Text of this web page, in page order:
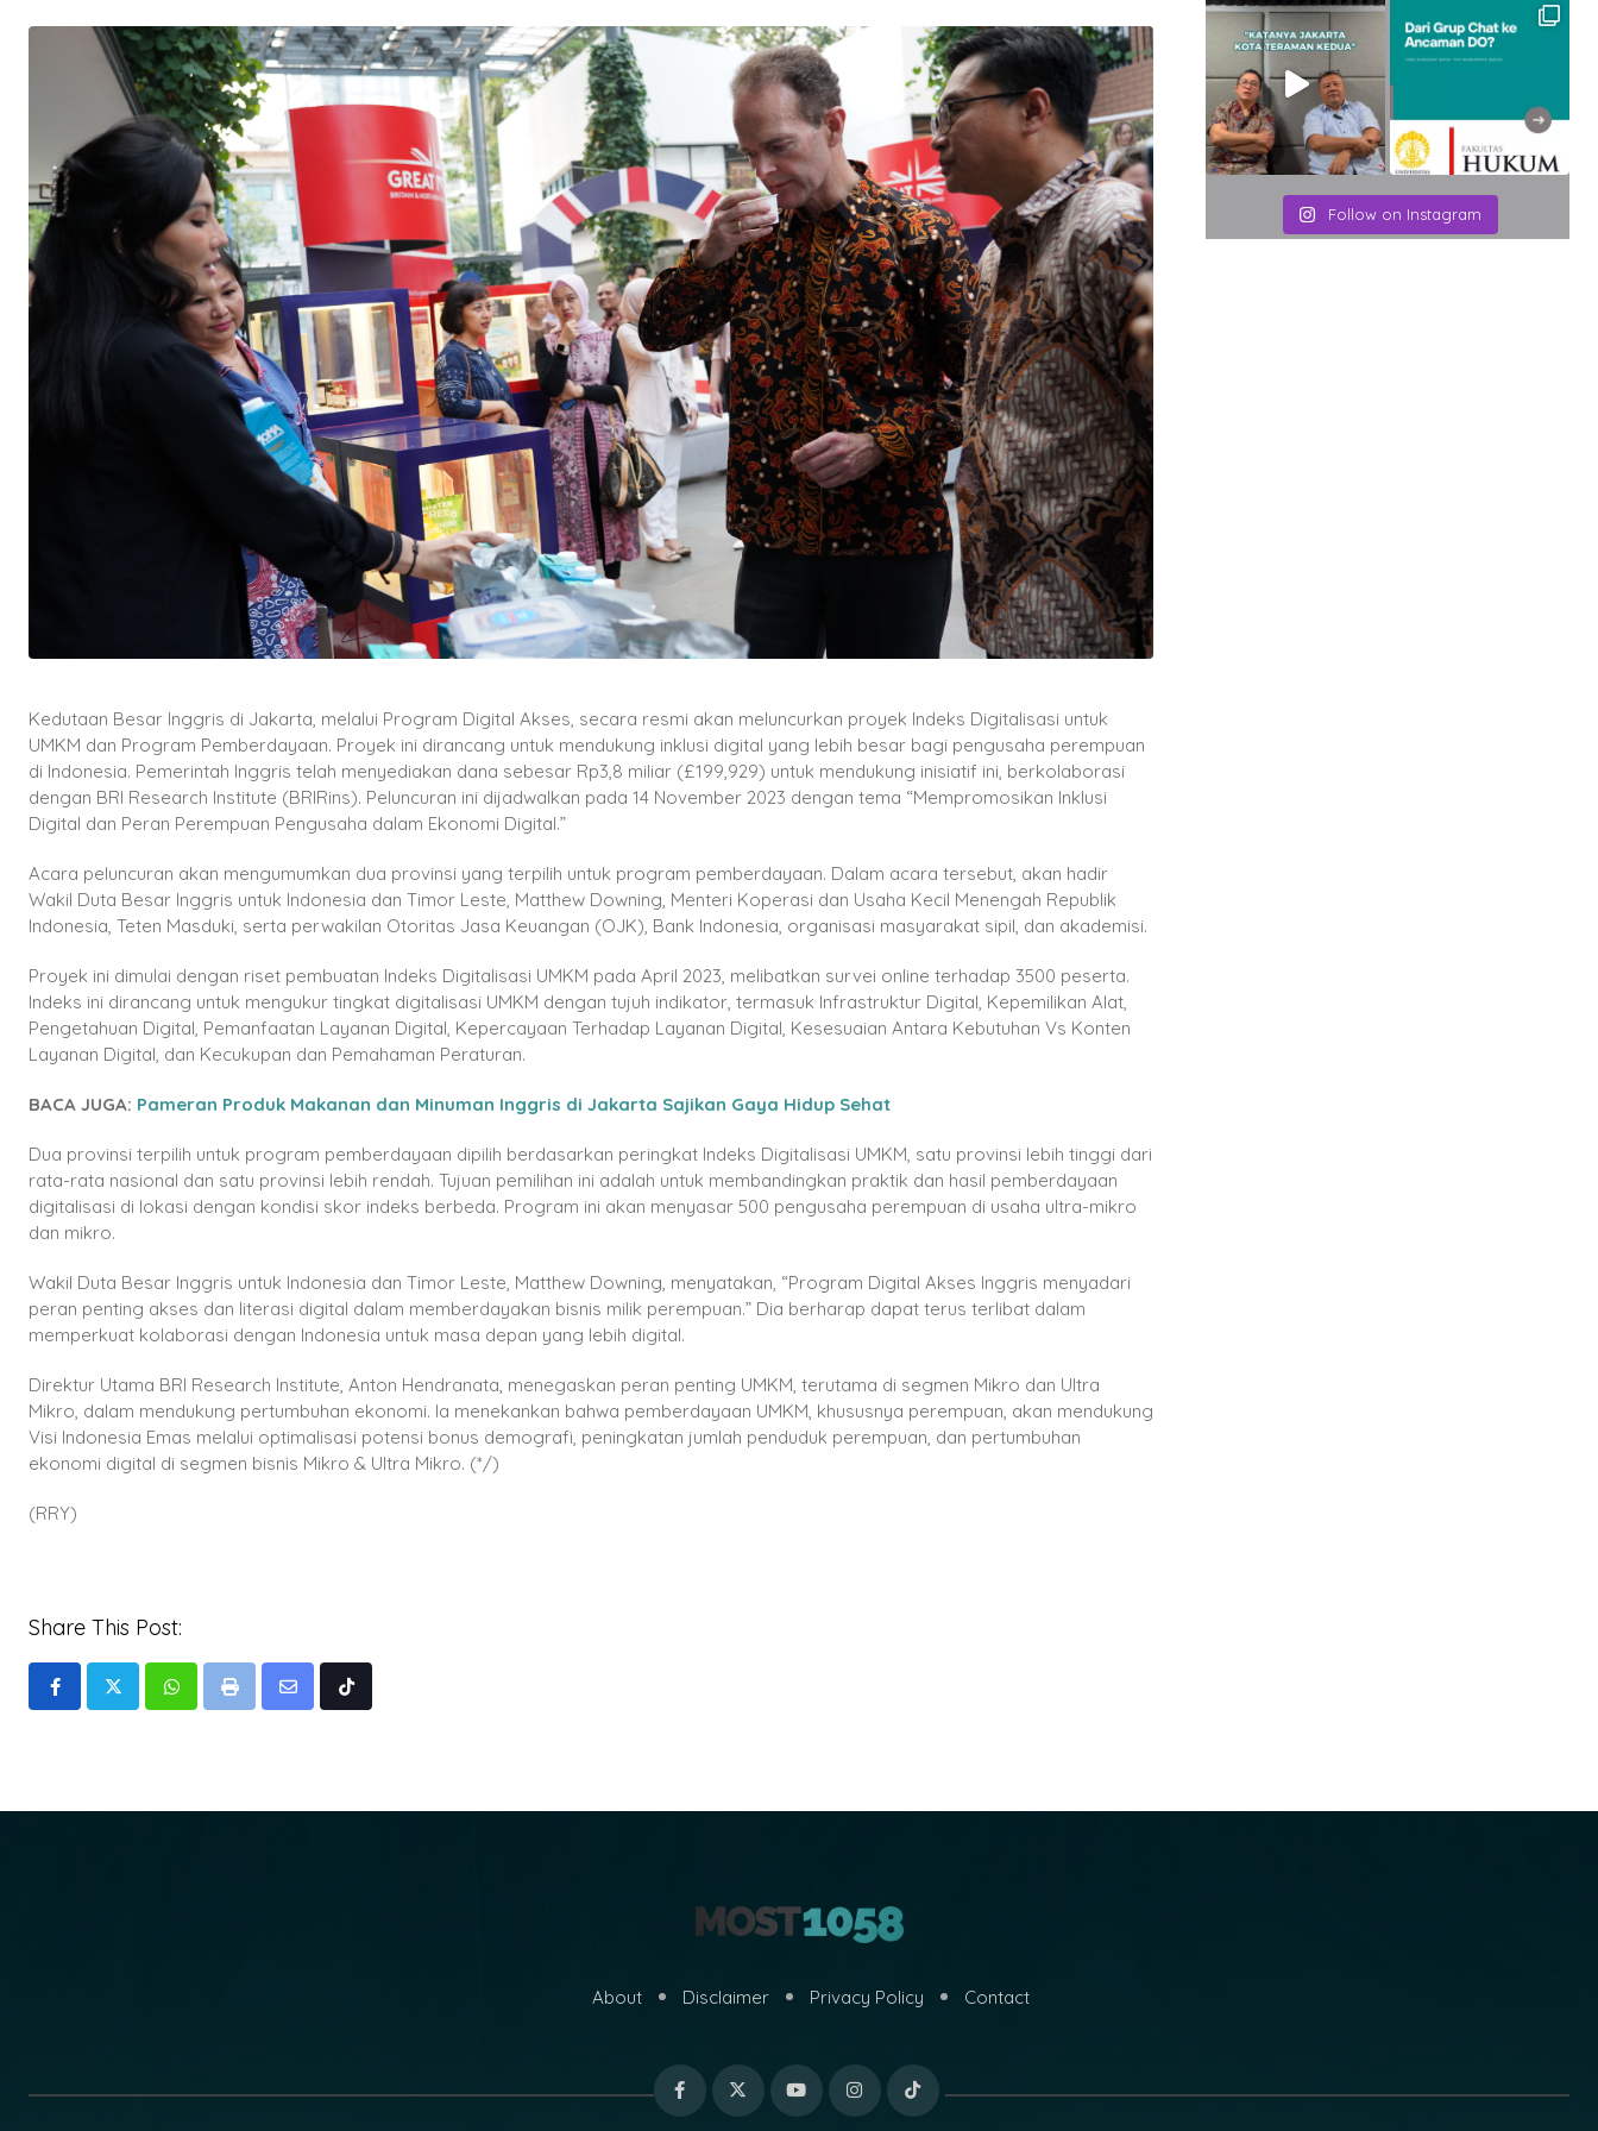
Kedutaan Besar Inggris di Jakarta, melalui Program Digital Akses, secara resmi akan meluncurkan proyek Indeks Digitalisasi untuk
UMKM dan Program Pemberdayaan. Proyek ini dirancang untuk mendukung inklusi digital yang lebih besar bagi pengusaha perempuan
di Indonesia. Pemerintah Inggris telah menyediakan dana sebesar Rp3,8 miliar (£199,929) untuk mendukung inisiatif ini, berkolaborasi
dengan BRI Research Institute (BRIRins). Peluncuran ini dijadwalkan pada 14 November 2023 dengan tema “Mempromosikan Inklusi
Digital dan Peran Perempuan Pengusaha dalam Ekonomi Digital.”
Acara peluncuran akan mengumumkan dua provinsi yang terpilih untuk program pemberdayaan. Dalam acara tersebut, akan hadir
Wakil Duta Besar Inggris untuk Indonesia dan Timor Leste, Matthew Downing, Menteri Koperasi dan Usaha Kecil Menengah Republik
Indonesia, Teten Masduki, serta perwakilan Otoritas Jasa Keuangan (OJK), Bank Indonesia, organisasi masyarakat sipil, dan akademisi.
Proyek ini dimulai dengan riset pembuatan Indeks Digitalisasi UMKM pada April 2023, melibatkan survei online terhadap 3500 peserta.
Indeks ini dirancang untuk mengukur tingkat digitalisasi UMKM dengan tujuh indikator, termasuk Infrastruktur Digital, Kepemilikan Alat,
Pengetahuan Digital, Pemanfaatan Layanan Digital, Kepercayaan Terhadap Layanan Digital, Kesesuaian Antara Kebutuhan Vs Konten
Layanan Digital, dan Kecukupan dan Pemahaman Peraturan.
BACA JUGA: Pameran Produk Makanan dan Minuman Inggris di Jakarta Sajikan Gaya Hidup Sehat
Dua provinsi terpilih untuk program pemberdayaan dipilih berdasarkan peringkat Indeks Digitalisasi UMKM, satu provinsi lebih tinggi dari
rata-rata nasional dan satu provinsi lebih rendah. Tujuan pemilihan ini adalah untuk membandingkan praktik dan hasil pemberdayaan
digitalisasi di lokasi dengan kondisi skor indeks berbeda. Program ini akan menyasar 500 pengusaha perempuan di usaha ultra-mikro
dan mikro.
Wakil Duta Besar Inggris untuk Indonesia dan Timor Leste, Matthew Downing, menyatakan, “Program Digital Akses Inggris menyadari
peran penting akses dan literasi digital dalam memberdayakan bisnis milik perempuan.” Dia berharap dapat terus terlibat dalam
memperkuat kolaborasi dengan Indonesia untuk masa depan yang lebih digital.
Direktur Utama BRI Research Institute, Anton Hendranata, menegaskan peran penting UMKM, terutama di segmen Mikro dan Ultra
Mikro, dalam mendukung pertumbuhan ekonomi. Ia menekankan bahwa pemberdayaan UMKM, khususnya perempuan, akan mendukung
Visi Indonesia Emas melalui optimalisasi potensi bonus demografi, peningkatan jumlah penduduk perempuan, dan pertumbuhan
ekonomi digital di segmen bisnis Mikro & Ultra Mikro. (*/)
(RRY)
Share This Post:
WhatsappPrint
Share
Tiktok
Follow on Instagram
About Disclaimer Privacy Policy Contact